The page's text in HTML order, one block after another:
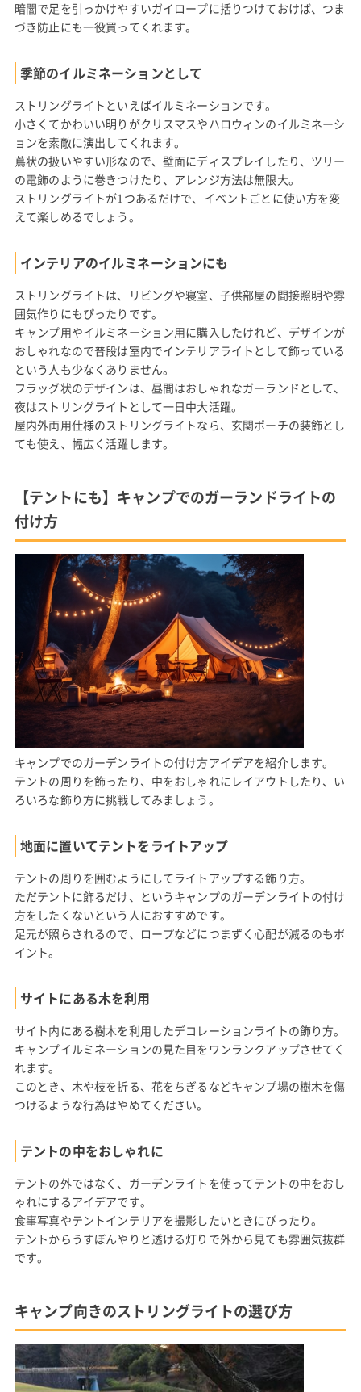
暗闇で足を引っかけやすいガイロープに括りつけておけば、つま
づき防止にも一役買ってくれます。
季節のイルミネーションとして
ストリングライトといえばイルミネーションです。
小さくてかわいい明りがクリスマスやハロウィンのイルミネーシ
ョンを素敵に演出してくれます。
蔦状の扱いやすい形なので、壁面にディスプレイしたり、ツリー
の電飾のように巻きつけたり、アレンジ方法は無限大。
ストリングライトが1つあるだけで、イベントごとに使い方を変
えて楽しめるでしょう。
インテリアのイルミネーションにも
ストリングライトは、リビングや寝室、子供部屋の間接照明や雰
囲気作りにもぴったりです。
キャンプ用やイルミネーション用に購入したけれど、デザインが
おしゃれなので普段は室内でインテリアライトとして飾っている
という人も少なくありません。
フラッグ状のデザインは、昼間はおしゃれなガーランドとして、
夜はストリングライトとして一日中大活躍。
屋内外両用仕様のストリングライトなら、玄関ポーチの装飾とし
ても使え、幅広く活躍します。
【テントにも】キャンプでのガーランドライトの
付け方
キャンプでのガーデンライトの付け方アイデアを紹介します。
テントの周りを飾ったり、中をおしゃれにレイアウトしたり、い
ろいろな飾り方に挑戦してみましょう。
地面に置いてテントをライトアップ
テントの周りを囲むようにしてライトアップする飾り方。
ただテントに飾るだけ、というキャンプのガーデンライトの付け
方をしたくないという人におすすめです。
足元が照らされるので、ロープなどにつまずく心配が減るのもポ
イント。
サイトにある木を利用
サイト内にある樹木を利用したデコレーションライトの飾り方。
キャンプイルミネーションの見た目をワンランクアップさせてく
れます。
このとき、木や枝を折る、花をちぎるなどキャンプ場の樹木を傷
つけるような行為はやめてください。
テントの中をおしゃれに
テントの外ではなく、ガーデンライトを使ってテントの中をおし
ゃれにするアイデアです。
食事写真やテントインテリアを撮影したいときにぴったり。
テントからうすぼんやりと透ける灯りで外から見ても雰囲気抜群
です。
キャンプ向きのストリングライトの選び方